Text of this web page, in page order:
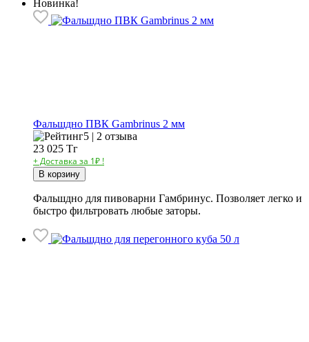
Новинка!
Фальшдно ПВК Gambrinus 2 мм
5 | 2 отзыва
23 025 Тг
+ Доставка за 1₽ !
В корзину
Фальшдно для пивоварни Гамбринус. Позволяет легко и
быстро фильтровать любые заторы.